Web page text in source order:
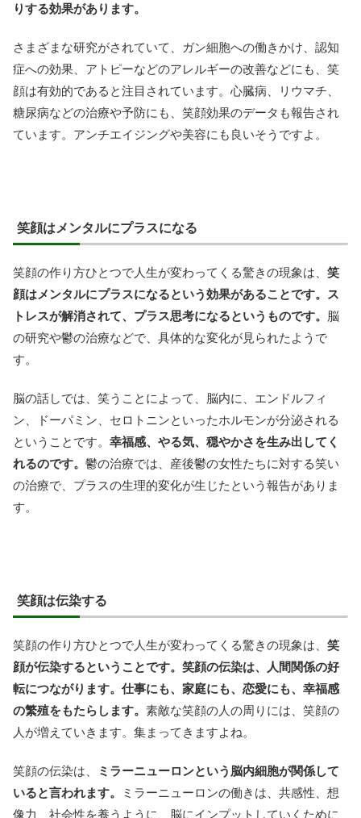
りする効果があります。
さまざまな研究がされていて、ガン細胞への働きかけ、認知
症への効果、アトピーなどのアレルギーの改善などにも、笑
顔は有効的であると注目されています。心臓病、リウマチ、
糖尿病などの治療や予防にも、笑顔効果のデータも報告され
ています。アンチエイジングや美容にも良いそうですよ。
笑顔はメンタルにプラスになる
笑顔の作り方ひとつで人生が変わってくる驚きの現象は、 笑
顔はメンタルにプラスになるという効果があることです。ス
トレスが解消されて、プラス思考になるというものです。 脳
の研究や鬱の治療などで、具体的な変化が見られたようで
す。
脳の話しでは、笑うことによって、脳内に、エンドルフィ
ン、ドーパミン、セロトニンといったホルモンが分泌される
ということです。 幸福感、やる気、穏やかさを生み出してく
れるのです。 鬱の治療では、産後鬱の女性たちに対する笑い
の治療で、プラスの生理的変化が生じたという報告がありま
す。
笑顔は伝染する
笑顔の作り方ひとつで人生が変わってくる驚きの現象は、 笑
顔が伝染するということです。笑顔の伝染は、人間関係の好
転につながります。仕事にも、家庭にも、恋愛にも、幸福感
の繁殖をもたらします。 素敵な笑顔の人の周りには、笑顔の
人が増えていきます。集まってきますよね。
笑顔の伝染は、
ミラーニューロンという脳内細胞が関係して
いると言われます。
ミラーニューロンの働きは、共感性、想
像力、社会性を養うように、脳にインプットしていくために